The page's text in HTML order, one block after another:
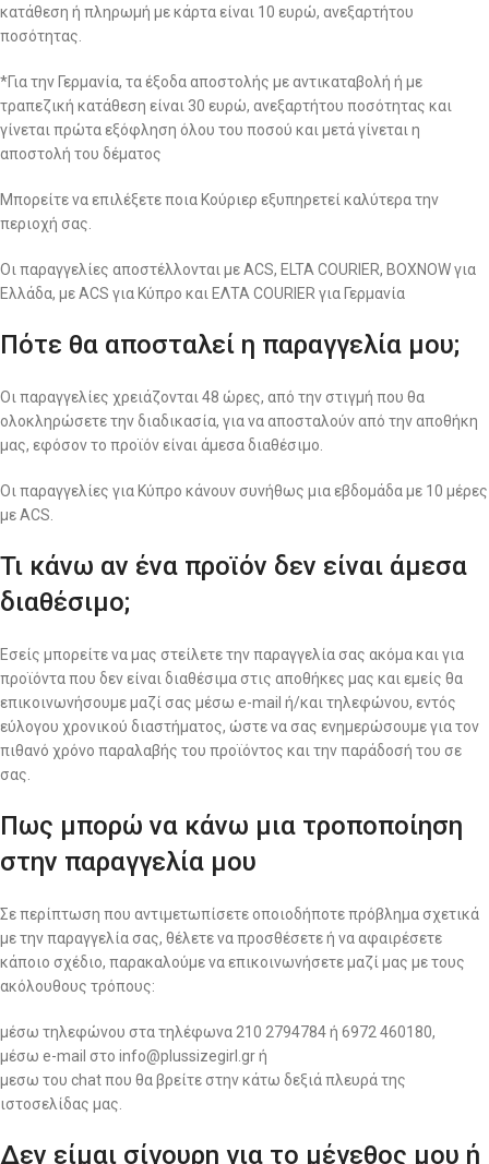
κατάθεση ή πληρωμή με κάρτα είναι 10 ευρώ, ανεξαρτήτου
ποσότητας.
*Για την Γερμανία, τα έξοδα αποστολής με αντικαταβολή ή με
τραπεζική κατάθεση είναι 30 ευρώ, ανεξαρτήτου ποσότητας και
γίνεται πρώτα εξόφληση όλου του ποσού και μετά γίνεται η
αποστολή του δέματος
Μπορείτε να επιλέξετε ποια Κούριερ εξυπηρετεί καλύτερα την
περιοχή σας.
Οι παραγγελίες αποστέλλονται με ACS, ELTA COURIER, BOXNOW για
Ελλάδα, με ACS για Κύπρο και ΕΛΤΑ COURIER για Γερμανία
Πότε θα αποσταλεί η παραγγελία μου;
Οι παραγγελίες χρειάζονται 48 ώρες, από την στιγμή που θα
ολοκληρώσετε την διαδικασία, για να αποσταλούν από την αποθήκη
μας, εφόσον το προϊόν είναι άμεσα διαθέσιμο.
Οι παραγγελίες για Κύπρο κάνουν συνήθως μια εβδομάδα με 10 μέρες
με ACS.
Τι κάνω αν ένα προϊόν δεν είναι άμεσα
διαθέσιμο;
Εσείς μπορείτε να μας στείλετε την παραγγελία σας ακόμα και για
προϊόντα που δεν είναι διαθέσιμα στις αποθήκες μας και εμείς θα
επικοινωνήσουμε μαζί σας μέσω e-mail ή/και τηλεφώνου, εντός
εύλογου χρονικού διαστήματος, ώστε να σας ενημερώσουμε για τον
πιθανό χρόνο παραλαβής του προϊόντος και την παράδοσή του σε
σας.
Πως μπορώ να κάνω μια τροποποίηση
στην παραγγελία μου
Σε περίπτωση που αντιμετωπίσετε οποιοδήποτε πρόβλημα σχετικά
με την παραγγελία σας, θέλετε να προσθέσετε ή να αφαιρέσετε
κάποιο σχέδιο, παρακαλούμε να επικοινωνήσετε μαζί μας με τους
ακόλουθους τρόπους:
μέσω τηλεφώνου στα τηλέφωνα 210 2794784 ή 6972 460180,
μέσω e-mail στο info@plussizegirl.gr ή
μεσω του chat που θα βρείτε στην κάτω δεξιά πλευρά της
ιστοσελίδας μας.
Δεν είμαι σίγουρη για το μέγεθος μου ή